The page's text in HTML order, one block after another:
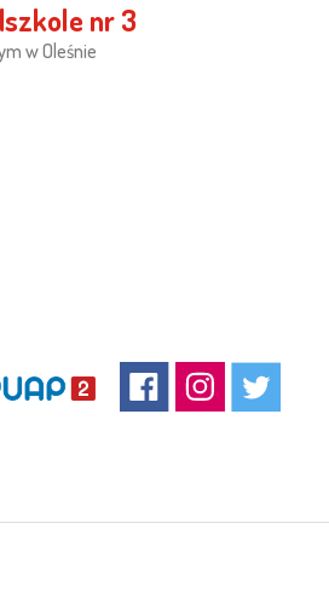
nr 3
w Oleśnie